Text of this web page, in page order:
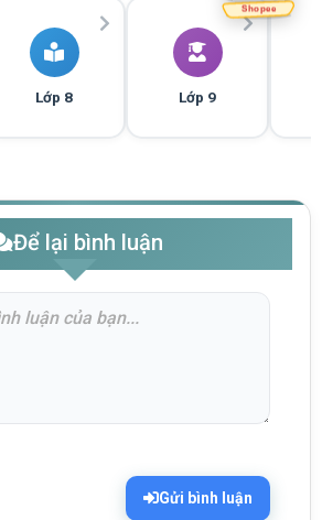
Lớp 8 Lớp 9
Để lại bình luận
Gửi bình luận
Shopee